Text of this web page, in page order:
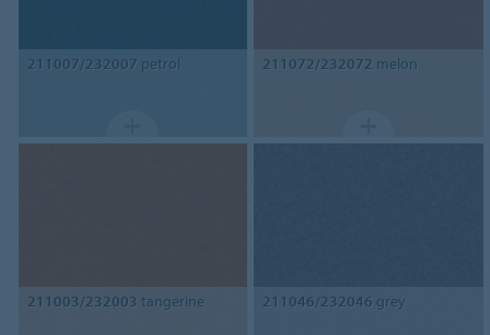
211007/232007 petrol 211072/232072 melon
211003/232003 tangerine 211046/232046 grey